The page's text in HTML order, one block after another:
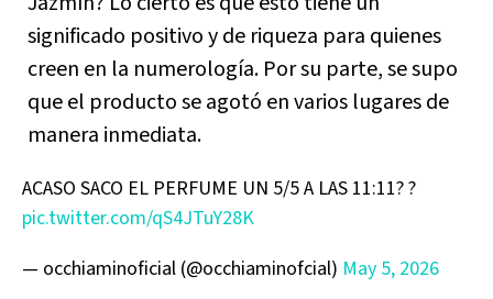
significado positivo y de riqueza para quienes
creen en la numerología. Por su parte, se supo
que el producto se agotó en varios lugares de
manera inmediata.
ACASO SACO EL PERFUME UN 5/5 A LAS 11:11? ?
pic.twitter.com/qS4JTuY28K
— occhiaminoficial (@occhiaminofcial) May 5, 2026